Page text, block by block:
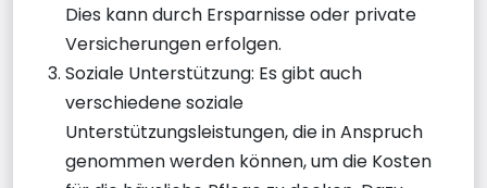
Dies kann durch Ersparnisse oder private
Versicherungen erfolgen.
Soziale Unterstützung: Es gibt auch
verschiedene soziale
Unterstützungsleistungen, die in Anspruch
genommen werden können, um die Kosten